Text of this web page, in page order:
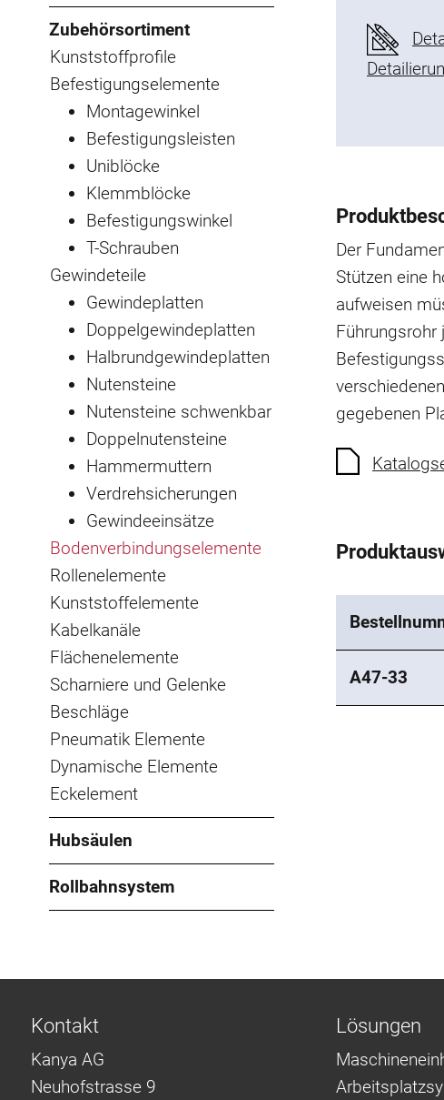
Zubehörsortiment
Kunststoffprofile
Befestigungselemente
Montagewinkel
Befestigungsleisten
Uniblöcke
Klemmblöcke
Befestigungswinkel
T-Schrauben
Gewindeteile
Gewindeplatten
Doppelgewindeplatten
Halbrundgewindeplatten
Nutensteine
Nutensteine schwenkbar
Doppelnutensteine
Hammermuttern
Verdrehsicherungen
Gewindeeinsätze
Bodenverbindungselemente
Rollenelemente
Kunststoffelemente
Kabelkanäle
Flächenelemente
Scharniere und Gelenke
Beschläge
Pneumatik Elemente
Dynamische Elemente
Eckelement
Hubsäulen
Rollbahnsystem
Der
Stützen eine
aufweisen
gegebenen
A47-33
Kontakt
Kanya AG
Neuhofstrasse 9
Lösungen